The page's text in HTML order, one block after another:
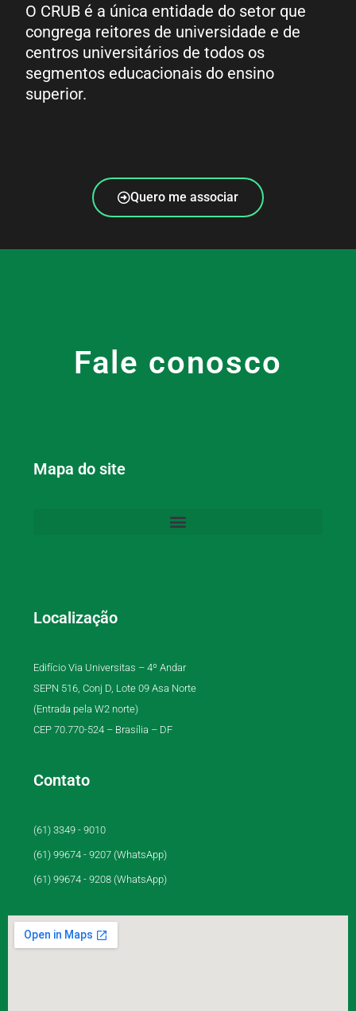
O CRUB é a única entidade do setor que
congrega reitores de universidade e de
centros universitários de todos os
segmentos educacionais do ensino
superior.
Quero me associar
Fale conosco
Mapa do site
Localização
Edifício Via Universitas – 4º Andar
SEPN 516, Conj D, Lote 09 Asa Norte
(Entrada pela W2 norte)
CEP 70.770-524 – Brasília – DF
Contato
(61) 3349 - 9010
(61) 99674 - 9207 (WhatsApp)
(61) 99674 - 9208 (WhatsApp)